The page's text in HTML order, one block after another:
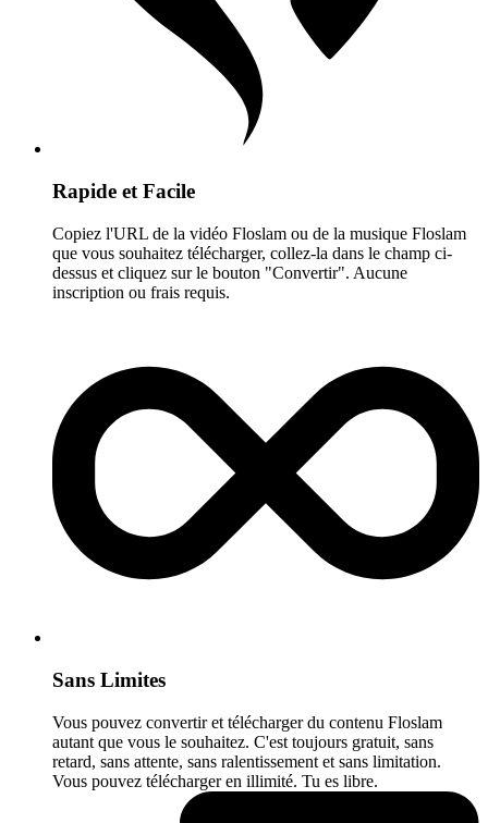
Rapide et Facile
Copiez l'URL de la vidéo Floslam ou de la musique Floslam
que vous souhaitez télécharger, collez-la dans le champ ci-
dessus et cliquez sur le bouton "Convertir". Aucune
inscription ou frais requis.
Sans Limites
Vous pouvez convertir et télécharger du contenu Floslam
autant que vous le souhaitez. C'est toujours gratuit, sans
retard, sans attente, sans ralentissement et sans limitation.
Vous pouvez télécharger en illimité. Tu es libre.